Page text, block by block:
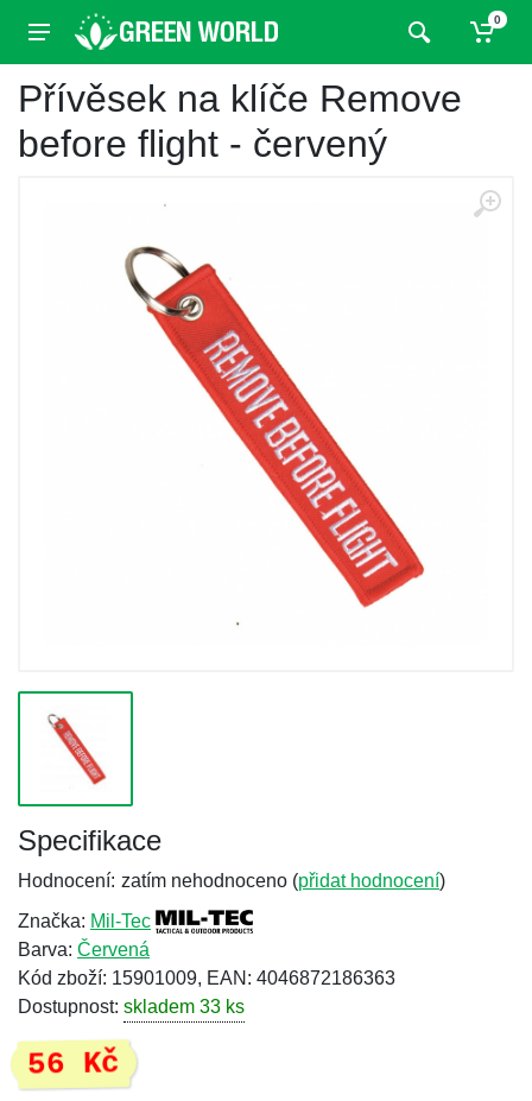
0
Přívěsek na klíče Remove
before flight - červený
Specifikace
Hodnocení: zatím nehodnoceno (přidat hodnocení)
Značka: Mil-Tec
Barva: Červená
Kód zboží: 15901009, EAN: 4046872186363
Dostupnost: skladem 33 ks
56 Kč